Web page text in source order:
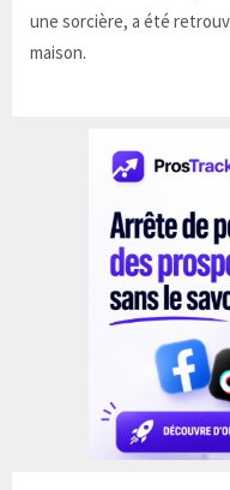
une sorcière, a été
maison.